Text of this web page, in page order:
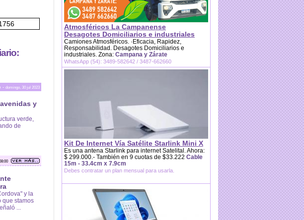
- domingo, 30 jul 2023
y
verde,
de
y la
que stamos
...
Atmosféricos La Campanense
Desagotes Domiciliarios e industriales
Camiones Atmosféricos. ·Eficacia, Rapidez,
Responsabilidad. Desagotes Domiciliarios e
industriales. Zona: Campana y Zárate
WhatsApp (54): 3489-582642 / 3487-662660
Kit De Internet Vía Satélite Starlink Mini X
Es una antena Starlink para internet Satelital. Ahora:
$ 299.000.- También en 9 cuotas de $33.222 Cable
15m - 33.4cm x 7.9cm
Debes contratar un plan mensual para usarla.